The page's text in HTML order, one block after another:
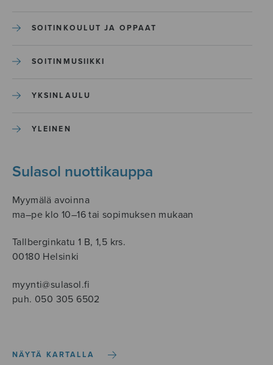
SOITINKOULUT JA OPPAAT
SOITINMUSIIKKI
YKSINLAULU
YLEINEN
Sulasol nuottikauppa
Myymälä avoinna
ma–pe klo 10–16 tai sopimuksen mukaan
Tallberginkatu 1 B, 1,5 krs.
00180 Helsinki
myynti@sulasol.fi
puh. 050 305 6502
NÄYTÄ KARTALLA